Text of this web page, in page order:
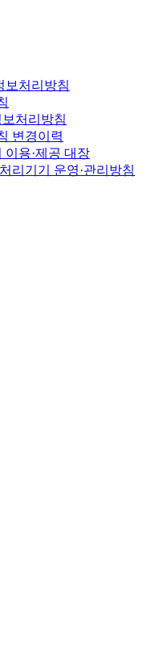
보처리방침
처리방침
변경이력
이용·제공 대장
리기기 운영·관리방침